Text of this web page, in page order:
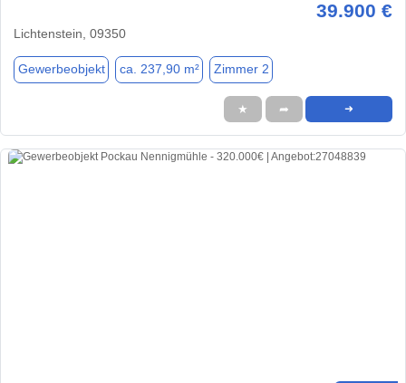
39.900 €
Lichtenstein, 09350
Gewerbeobjekt ca. 237,90 m² Zimmer 2
★ ➦ ➜